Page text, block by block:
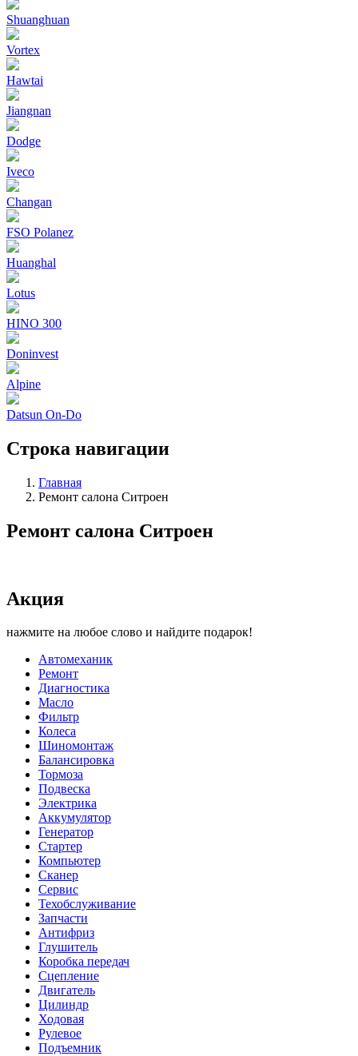
Shuanghuan
Vortex
Hawtai
Jiangnan
Dodge
Iveco
Changan
FSO Polanez
Huanghal
Lotus
HINO 300
Doninvest
Alpine
Datsun On-Do
Строка навигации
Главная
Ремонт салона Ситроен
Ремонт салона Ситроен
Акция
нажмите на любое слово и найдите подарок!
Автомеханик
Ремонт
Диагностика
Масло
Фильтр
Колеса
Шиномонтаж
Балансировка
Тормоза
Подвеска
Электрика
Аккумулятор
Генератор
Стартер
Компьютер
Сканер
Сервис
Техобслуживание
Запчасти
Антифриз
Глушитель
Коробка передач
Сцепление
Двигатель
Цилиндр
Ходовая
Рулевое
Подъемник